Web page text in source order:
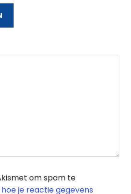
om spam te
hoe je reactie gegevens